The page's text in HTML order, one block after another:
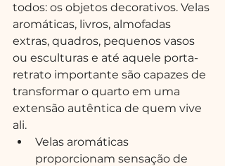
todos: os objetos decorativos. Velas
aromáticas, livros, almofadas
extras, quadros, pequenos vasos
ou esculturas e até aquele porta-
retrato importante são capazes de
transformar o quarto em uma
extensão autêntica de quem vive
ali.
Velas aromáticas
proporcionam sensação de